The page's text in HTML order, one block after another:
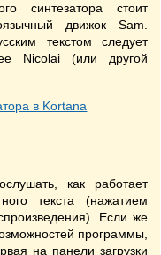
синтезатора стоит
движок Sam.
текстом следует
Nicolai (или другой
как работает
текста (нажатием
Если же
программы,
на панели загрузки